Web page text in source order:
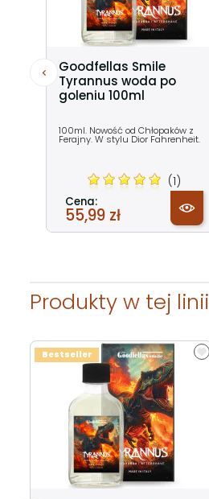
Goodfellas Smile
Tyrannus woda po
goleniu 100ml
100ml. Nowość od Chłopaków z
Ferajny. W stylu Dior Fahrenheit.
(1)
Cena:
55,99 zł
Produkty w tej linii
Bestseller